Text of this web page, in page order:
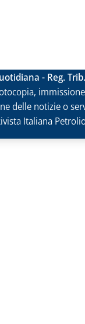
- Reg.
delle notizie o
Italiana